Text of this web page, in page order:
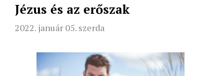
Jézus és az erőszak
2022. január 05. szerda